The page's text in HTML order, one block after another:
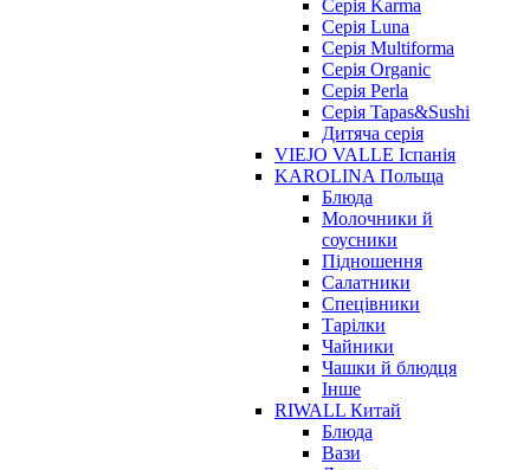
Серія Karma
Серія Luna
Серія Multiforma
Серія Organic
Серія Perla
Серія Tapas&Sushi
Дитяча серія
VIEJO VALLE Іспанія
KAROLINA Польща
Блюда
Молочники й
соусники
Підношення
Салатники
Спецівники
Тарілки
Чайники
Чашки й блюдця
Інше
RIWALL Китай
Блюда
Вази